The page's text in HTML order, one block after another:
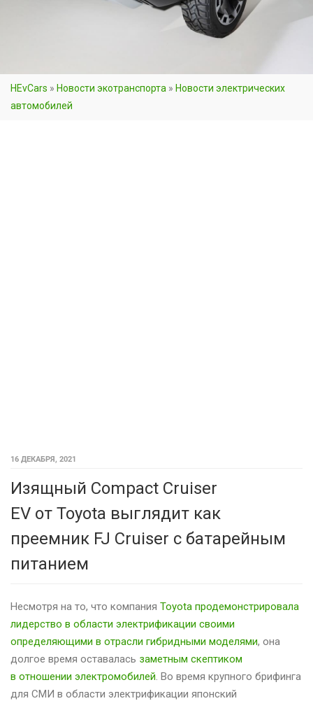
HEvCars » Новости экотранспорта » Новости электрических
автомобилей
16 ДЕКАБРЯ, 2021
Изящный Compact Cruiser
EV от Toyota выглядит как
преемник FJ Cruiser с батарейным
питанием
Несмотря на то, что компания Toyota продемонстрировала
лидерство в области электрификации своими
определяющими в отрасли гибридными моделями, она
долгое время оставалась заметным скептиком
в отношении электромобилей. Во время крупного брифинга
для СМИ в области электрификации японский